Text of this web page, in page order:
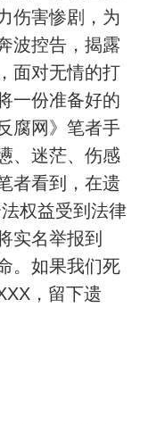
伤害惨剧，为
波控告，揭露
面对无情的打
一份准备好的
腐网》笔者手
、迷茫、伤感
者看到，在遗
权益受到法律
实名举报到
。如果我们死
，留下遗